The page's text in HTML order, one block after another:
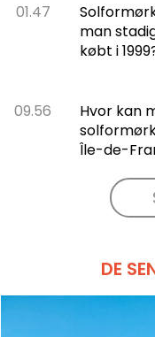
01.47
man
købt i
09.56
Hvor kan
Île-de-
DE